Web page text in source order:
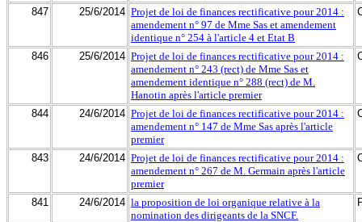
847 25/6/2014 Projet de loi de finances rectificative pour 2014 :
amendement n° 97 de Mme Sas et amendement
identique n° 254 à l'article 4 et Etat B
846 25/6/2014 Projet de loi de finances rectificative pour 2014 :
amendement n° 243 (rect) de Mme Sas et
amendement identique n° 288 (rect) de M.
Hanotin après l'article premier
844 24/6/2014 Projet de loi de finances rectificative pour 2014 :
amendement n° 147 de Mme Sas après l'article
premier
843 24/6/2014 Projet de loi de finances rectificative pour 2014 :
amendement n° 267 de M. Germain après l'article
premier
841 24/6/2014 la proposition de loi organique relative à la
nomination des dirigeants de la SNCF.